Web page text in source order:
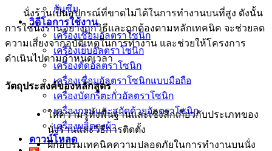
กันซึม
วิดีโอการใช้งาน
เครื่องเชื่อมอัลตราโซนิก
เครื่องเย็บอัลตราโซนิก
เครื่องตัดอัลตราโซนิก
เครื่องเชื่อมอัลตราโซนิกแบบมือถือ
เครื่องบัดกรีตะกั่วอัลตราโซนิก
เครื่องกวนและสกัดด้วยอัลตราโซนิก
เครื่องผลิตถุงผ้า
ดาวน์โหลด
นั่งร้านเป็นอุปกรณ์ที่ขาดไม่ได้ในการทำงานบนที่สูง ดังนั้น
การใช้นั่งร้านอย่างถูกวิธีและถูกต้องตามหลักเทคนิค จะช่วยลด
ความเสี่ยงจากอุบัติเหตุในการทำงาน และช่วยให้โครงการ
ดำเนินไปตามกำหนดเวลา
วัตถุประสงค์ของหลักสูตร
ให้ความรู้ทั้งพื้นฐานและเชิงลึกเกี่ยวกับประเภทของ
นั่งร้านและวิธีการติดตั้ง
ฝึกอบรมเทคนิคความปลอดภัยในการทำงานบนนั่ง